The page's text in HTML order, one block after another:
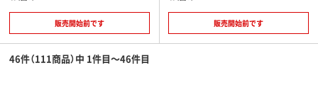
販売開始前です 販売開始前です
46件（111商品）中 1件目～46件目